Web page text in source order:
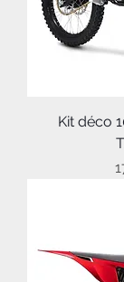
Kit déco